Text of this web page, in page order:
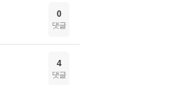
0
댓글
4
댓글